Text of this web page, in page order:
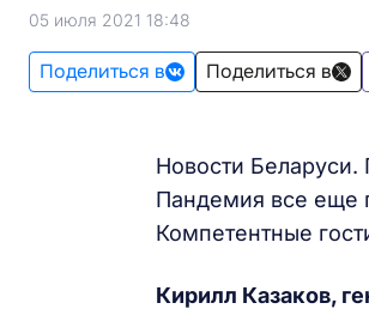
05 июля 2021 18:48
Поделиться в Поделиться в
Новости
Пандемия все еще
Компетентные
Кирилл Казаков,